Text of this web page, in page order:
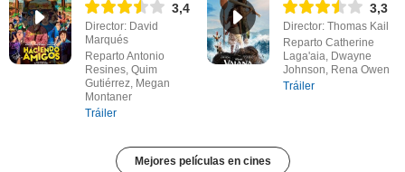
3,4
Director: David
Marqués
Reparto Antonio
Resines, Quim
Gutiérrez, Megan
Montaner
Tráiler
3,3
Director: Thomas Kail
Reparto Catherine
Laga'aia, Dwayne
Johnson, Rena Owen
Tráiler
Mejores películas en cines